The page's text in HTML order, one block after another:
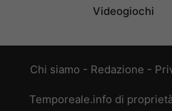
Videogiochi
Chi siamo - Redazione -
Temporeale.info di